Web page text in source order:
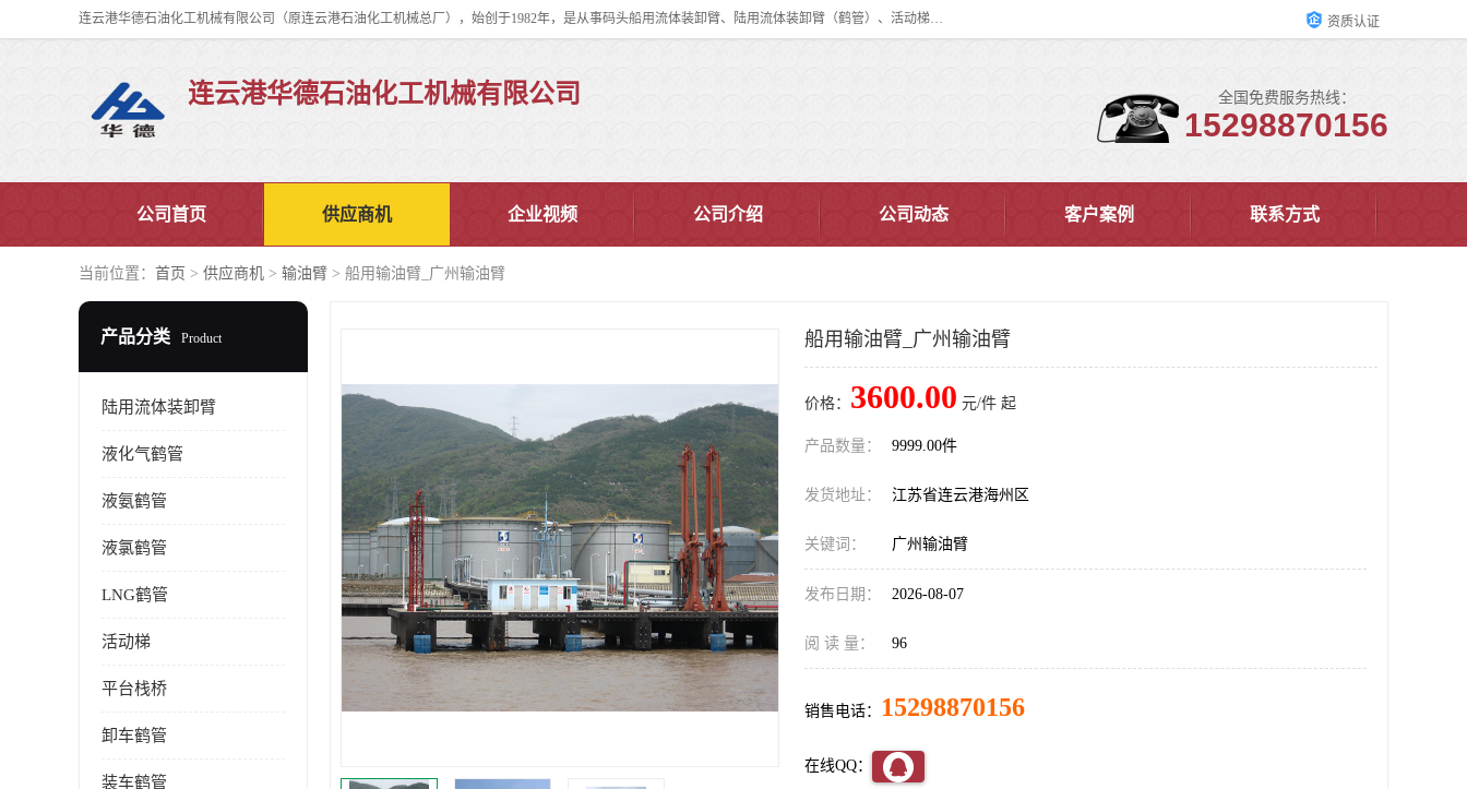
连云港华德石油化工机械有限公司（原连云港石油化工机械总厂），始创于1982年，是从事码头船用流体装卸臂、陆用流体装卸臂（鹤管）、活动梯、钢构平台、定量装车系统等全系列流体装卸设备的设计、制造、销售以及服务的专业供应商。 资质认证
连云港华德石油化工机械有限公司 全国免费服务热线：
15298870156
公司首页 供应商机 企业视频 公司介绍 公司动态 客户案例 联系方式
当前位置： 首页 > 供应商机 > 输油臂 > 船用输油臂_广州输油臂
产品分类 Product
陆用流体装卸臂
液化气鹤管
液氨鹤管
液氯鹤管
LNG鹤管
活动梯
平台栈桥
卸车鹤管
装车鹤管
船用输油臂_广州输油臂
价格： 3600.00 元/件 起
产品数量： 9999.00件
发货地址： 江苏省连云港海州区
关键词： 广州输油臂
发布日期： 2026-08-07
阅 读 量： 96
销售电话： 15298870156
在线QQ：